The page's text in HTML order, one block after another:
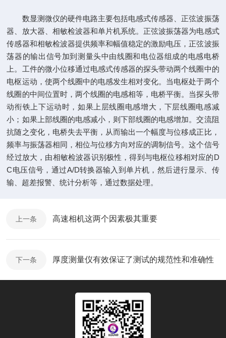
数显测微仪的硬件电路主要包括电感式传感器、正弦波振荡
器、放大器、相敏检波器和单片机系统。正弦波振荡器为电感式
传感器和相敏检波器提供频率和幅值稳定的激励电压，正弦波振
荡器的输出信号加到测量头中由线圈和电位器组成的电感电桥
上。工件的微小位移通过电感式传感器的探头带动两个线圈中的
电枢运动，使两个线圈中的电感发生相对变化。当电枢处于两个
线圈的中间位置时，两个线圈的电感相等，电桥平衡。当探头带
动衔铁上下运动时，如果上层线圈电感增大，下层线圈电感减
小；如果上部线圈的电感减小，则下部线圈的电感增加。交流阻
抗随之变化，电桥失去平衡，从而输出一个幅度与位移成正比，
频率与振荡器相同，相位与位移方向对应的调制信号。这个信号
经过放大，由相敏检波器识别极性，得到与电枢位移相对应的D
C电压信号，通过A/D转换器输入到单片机，然后进行显示、传
输、超差报警、统计分析等，通过数据处理。
上一条 高速相机这两个因素极其重要
下一条 厚度测量仪有效保证了测试的规范性和准确性